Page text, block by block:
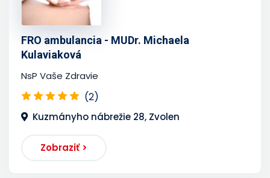
FRO ambulancia - MUDr. Michaela
Kulaviaková
NsP Vaše Zdravie
(2)
Kuzmányho nábrežie 28, Zvolen
Zobraziť >